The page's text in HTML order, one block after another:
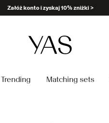
Delivery times may be longer than usual
Trending Matching sets